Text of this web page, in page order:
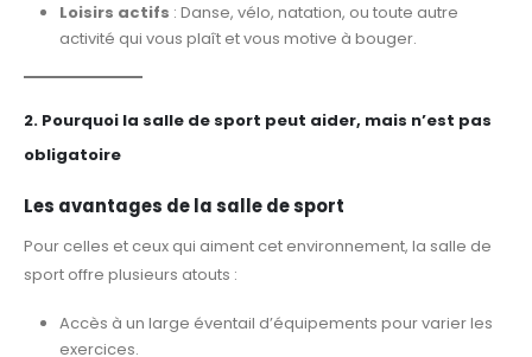
Loisirs actifs : Danse, vélo, natation, ou toute autre
activité qui vous plaît et vous motive à bouger.
2. Pourquoi la salle de sport peut aider, mais n’est pas
obligatoire
Les avantages de la salle de sport
Pour celles et ceux qui aiment cet environnement, la salle de
sport offre plusieurs atouts :
Accès à un large éventail d’équipements pour varier les
exercices.